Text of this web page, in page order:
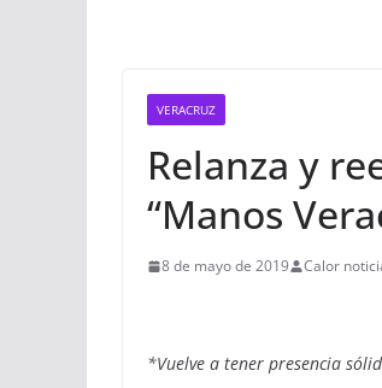
VERACRUZ
Relanza y
“Manos
8 de mayo de 2019 Calor
*Vuelve a tener presencia